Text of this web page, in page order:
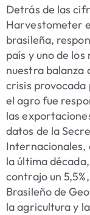
Detrás de las
Harvestometer
brasileña,
país y uno de
nuestra balanza
crisis provocada
el agro fue
las
datos de la
Internacionales,
la última
contrajo un
Brasileño de
la agricultura y